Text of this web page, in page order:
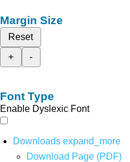
Margin Size
Reset
+
-
Font Type
Enable Dyslexic Font
Downloads expand_more
Download Page (PDF)